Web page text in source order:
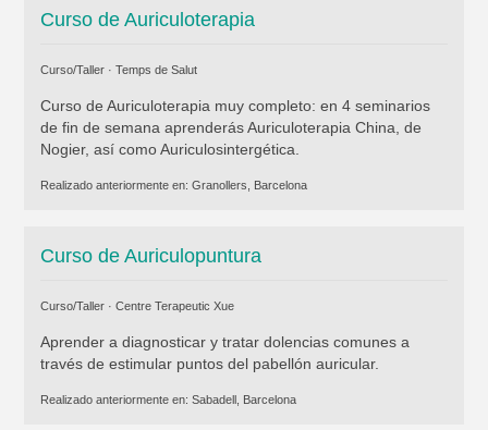
Curso de Auriculoterapia
Curso/Taller · Temps de Salut
Curso de Auriculoterapia muy completo: en 4 seminarios
de fin de semana aprenderás Auriculoterapia China, de
Nogier, así como Auriculosintergética.
Realizado anteriormente en: Granollers, Barcelona
Curso de Auriculopuntura
Curso/Taller · Centre Terapeutic Xue
Aprender a diagnosticar y tratar dolencias comunes a
través de estimular puntos del pabellón auricular.
Realizado anteriormente en: Sabadell, Barcelona